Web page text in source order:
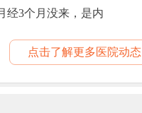
经3个月没来，是内
点击了解更多医院动态